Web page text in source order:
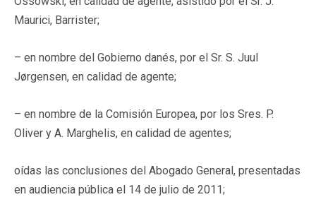
Maurici, Barrister;
– en nombre del Gobierno danés, por el Sr. S. Juul
Jørgensen, en calidad de agente;
– en nombre de la Comisión Europea, por los Sres. P.
Oliver y A. Marghelis, en calidad de agentes;
oídas las conclusiones del Abogado General, presentadas
en audiencia pública el 14 de julio de 2011;